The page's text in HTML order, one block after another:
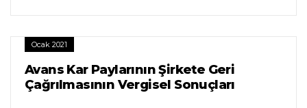
Ocak 2021
Avans Kar Paylarının Şirkete Geri
Çağrılmasının Vergisel Sonuçları